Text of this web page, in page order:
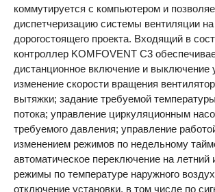
коммутируется с компьютером и
диспетчеризацию системы вентиляции
дорогостоящего проекта. Входящий в
контроллер KOMFOVENT C3
дистанционное включение и выключение
изменение скорости вращения
вытяжки; задание требуемой
потока; управление циркуляционным
требуемого давления; управление
изменением режимов по недельному
автоматическое переключение на летний
режимы по температуре наружного
отключение установки, в том числе по